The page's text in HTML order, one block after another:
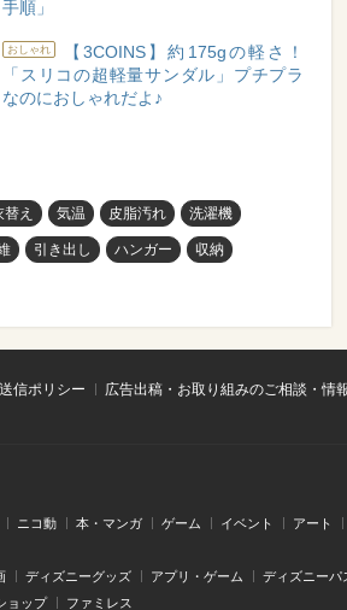
手順」
おしゃれ
【3COINS】約175gの軽さ！
「スリコの超軽量サンダル」プチプラ
なのにおしゃれだよ♪
替え 気温 ⽪脂汚れ 洗濯機
引き出し ハンガー 収納
信ポリシー
広告出稿・お取り組みのご相談・情
ニコ動 本・マンガ ゲーム イベント アート
ディズニーグッズ アプリ・ゲーム ディズニーパ
ョップ ファミレス